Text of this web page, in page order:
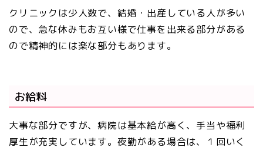
クリニックは少人数で、結婚・出産している人が多い
ので、急な休みもお互い様で仕事を出来る部分がある
ので精神的には楽な部分もあります。
お給料
大事な部分ですが、病院は基本給が高く、手当や福利
厚生が充実しています。夜勤がある場合は、１回いく